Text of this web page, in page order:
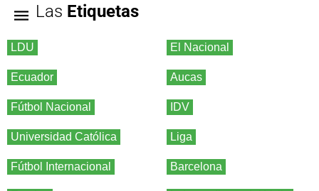
Las Etiquetas
LDU El Nacional
Ecuador Aucas
Fútbol Nacional IDV
Universidad Católica Liga
Fútbol Internacional Barcelona